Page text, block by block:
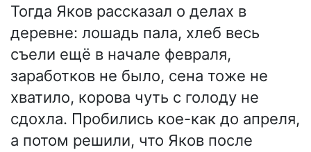
Тогда Яков рассказал о делах в
деревне: лошадь пала, хлеб весь
съели ещё в начале февраля,
заработков не было, сена тоже не
хватило, корова чуть с голоду не
сдохла. Пробились кое-как до апреля,
а потом решили, что Яков после